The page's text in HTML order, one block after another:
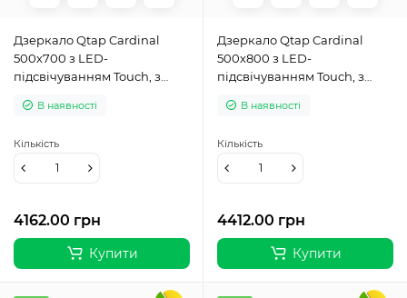
Дзеркало Qtap Cardinal
500х700 з LED-
підсвічуванням Touch, з
димером, рег. темп. кольору
QT0478C5070
В наявності
4162.00 грн
Кількість
Купити
Дзеркало Qtap Cardinal
500х800 з LED-
підсвічуванням Touch, з
димером, рег. темп. кольору
QT0478C5080
В наявності
4412.00 грн
Кількість
Купити